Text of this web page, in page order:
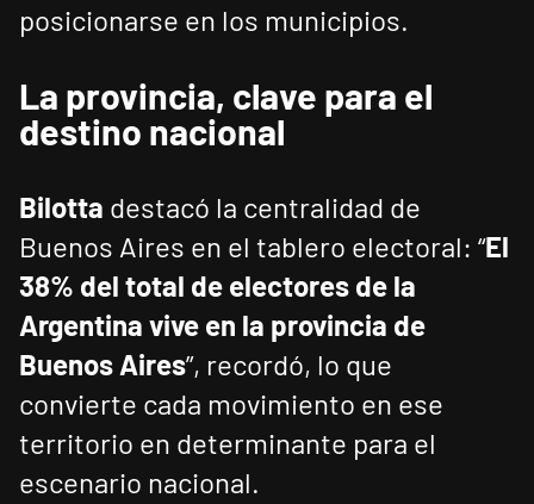
posicionarse en los municipios.
La provincia, clave para el
destino nacional
Bilotta destacó la centralidad de
Buenos Aires en el tablero electoral: “El
38% del total de electores de la
Argentina vive en la provincia de
Buenos Aires”, recordó, lo que
convierte cada movimiento en ese
territorio en determinante para el
escenario nacional.